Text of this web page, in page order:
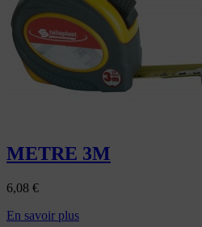
METRE 3M
6,08 €
En savoir plus